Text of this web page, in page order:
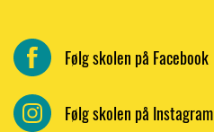
Følg skolen på Facebook
Følg skolen på Instagram